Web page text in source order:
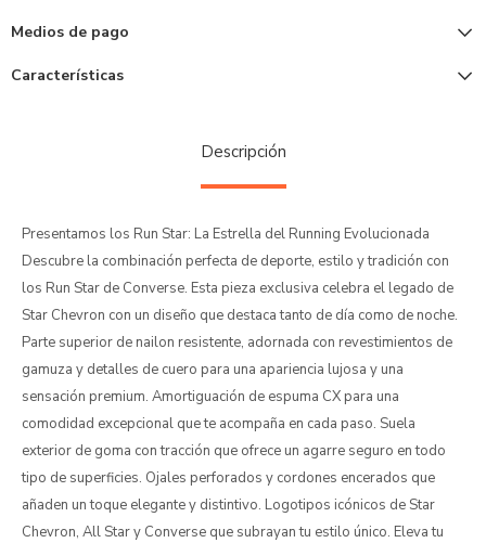
Medios de pago
Características
Descripción
Presentamos los Run Star: La Estrella del Running Evolucionada
Descubre la combinación perfecta de deporte, estilo y tradición con
los Run Star de Converse. Esta pieza exclusiva celebra el legado de
Star Chevron con un diseño que destaca tanto de día como de noche.
Parte superior de nailon resistente, adornada con revestimientos de
gamuza y detalles de cuero para una apariencia lujosa y una
sensación premium. Amortiguación de espuma CX para una
comodidad excepcional que te acompaña en cada paso. Suela
exterior de goma con tracción que ofrece un agarre seguro en todo
tipo de superficies. Ojales perforados y cordones encerados que
añaden un toque elegante y distintivo. Logotipos icónicos de Star
Chevron, All Star y Converse que subrayan tu estilo único. Eleva tu